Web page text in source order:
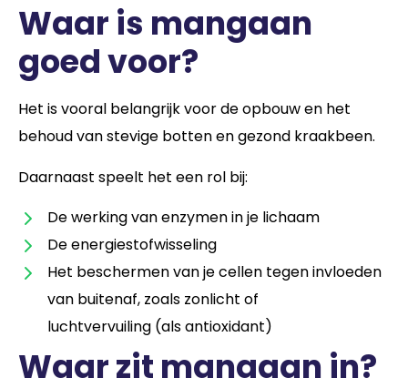
Waar is mangaan
goed voor?
Het is vooral belangrijk voor de opbouw en het
behoud van stevige botten en gezond kraakbeen.
Daarnaast speelt het een rol bij:
De werking van enzymen in je lichaam
De energiestofwisseling
Het beschermen van je cellen tegen invloeden
van buitenaf, zoals zonlicht of
luchtvervuiling (als antioxidant)
Waar zit mangaan in?